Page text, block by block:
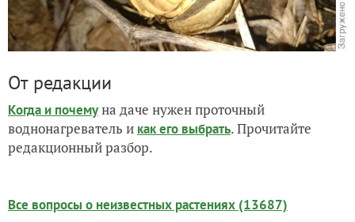
От редакции
Когда и почемуна даче нужен проточный
воднонагреватель и как его выбрать. Прочитайте
редакционный разбор.
Все вопросы о неизвестных растениях (13687)